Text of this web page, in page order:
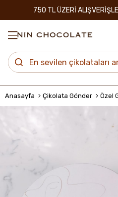
750 TL ÜZERİ
Anasayfa Çikolata Gönder Özel